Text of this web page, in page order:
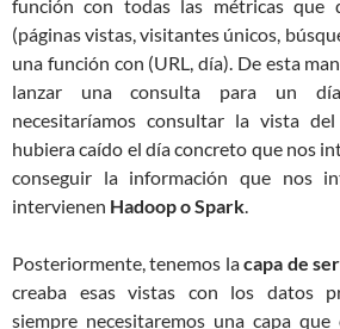
función con todas las métricas que
(páginas vistas, visitantes únicos,
una función con (URL, día). De esta
lanzar una consulta para un
necesitaríamos consultar la vista
hubiera caído el día concreto que nos
conseguir la información que nos
intervienen Hadoop o Spark.
Posteriormente, tenemos lacapa de
creaba esas vistas con los datos
siempre necesitaremos una capa que